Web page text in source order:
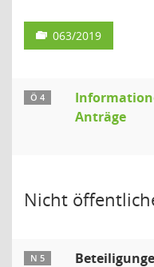
063/2019
Ö 4
Anträge
Nicht
N 5